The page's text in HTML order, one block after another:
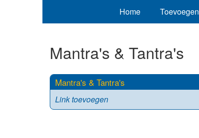
Home Toevoegen
Mantra's & Tantra's
Mantra's & Tantra's
Link toevoegen